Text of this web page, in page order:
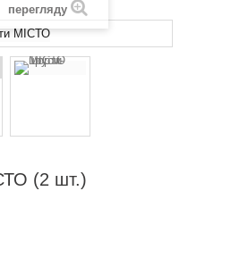
перегляду
(2 шт.)